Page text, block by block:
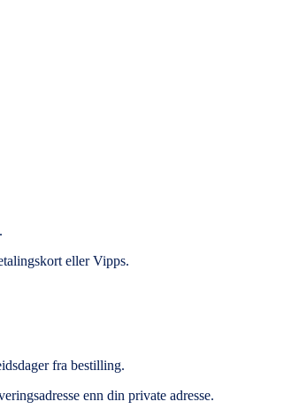
eller Vipps.
fra bestilling.
enn din private adresse.